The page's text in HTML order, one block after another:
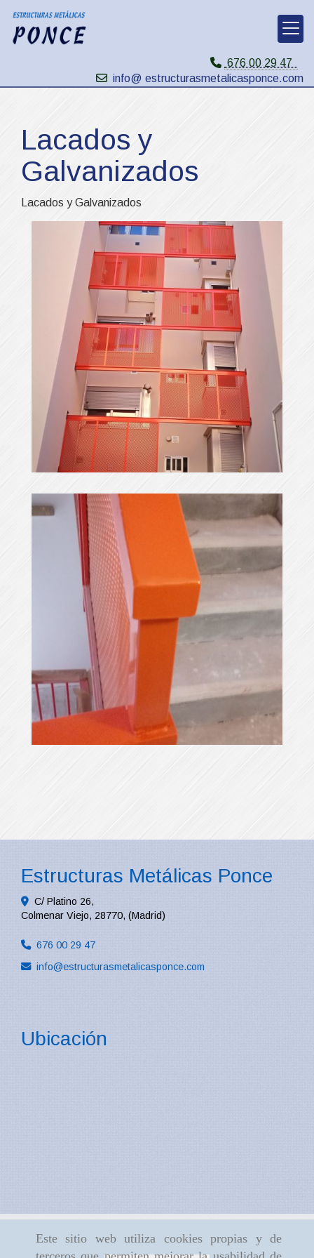
Este sitio web utiliza cookies propias y de
676 00 29 47
info@ estructurasmetalicasponce.com
Lacados y
Galvanizados
Lacados y Galvanizados
Ampliar
Estructuras Metálicas Ponce
C/ Platino 26,
Colmenar Viejo, 28770, (Madrid)
676 00 29 47
info
estructurasmetalicasponce.com
Ubicación